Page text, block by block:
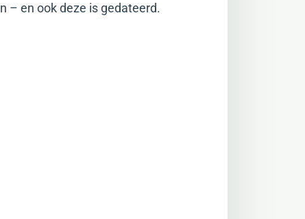
– en ook deze is gedateerd.